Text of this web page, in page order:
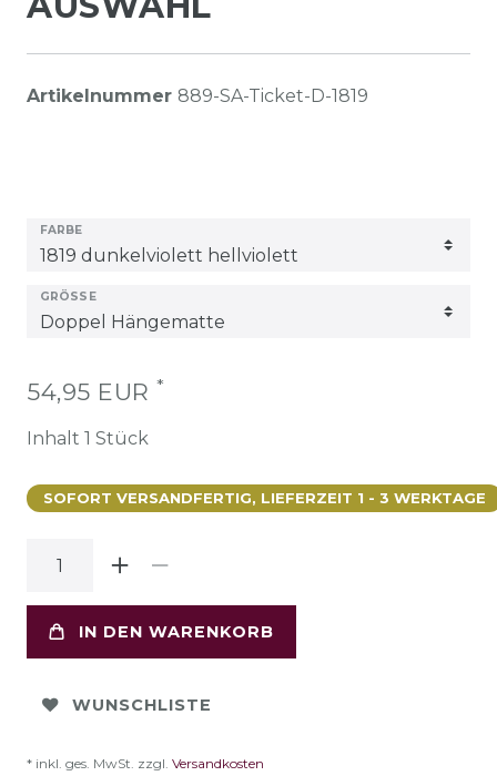
Artikelnummer 889-SA-Ticket-D-1819
FARBE
GRÖSSE
54,95 EUR *
Inhalt 1 Stück
SOFORT VERSANDFERTIG, LIEFERZEIT 1 - 3 WERKTAGE
IN DEN WARENKORB
WUNSCHLISTE
* inkl. ges. MwSt. zzgl. Versandkosten